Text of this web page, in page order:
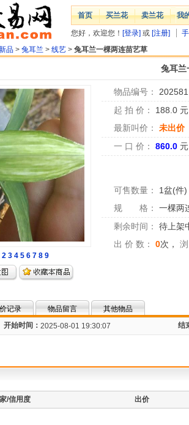
首页 买兰花 卖兰花 我
您好，欢迎您！ [登录] 或 [注册]
品 > 兔耳兰 > 线艺 > 兔耳兰一棵两连苗艺草
兔耳兰
2 3 4 5 6 7 8 9
物品编号：
起 拍 价：
188.0
最新叫价：
未出价
一 口 价：
860.0 元
可售数量： 1盆(件)
规 格：
一棵两
剩余时间：
待上架
出 价 数：
0次，
记录 物品留言
其他物品
开始时间： 2025-08-01 19:30:07 结
/信用度 出价